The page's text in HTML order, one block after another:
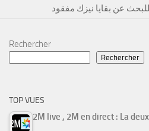
عن بقايا نيزك مفقود
Rechercher
Rechercher
TOP VUES
2M live , 2M en direct : La